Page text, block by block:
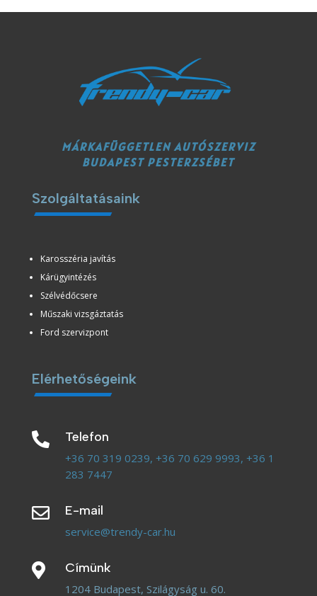
MÁRKAFÜGGETLEN AUTÓSZERVIZ
BUDAPEST PESTERZSÉBET
Szolgáltatásaink
Karosszéria javítás
Kárügyintézés
Szélvédőcsere
Műszaki vizsgáztatás
Ford szervizpont
Elérhetőségeink
 Telefon
+36 70 319 0239, +36 70 629 9993, +36 1
283 7447
 E-mail
service@trendy-car.hu
 Címünk
1204 Budapest, Szilágyság u. 60.